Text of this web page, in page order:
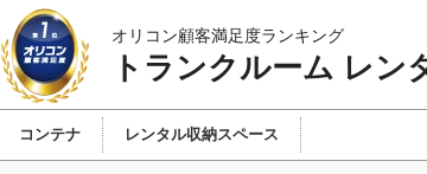
オリコン顧客満足度ランキング
トランクルーム レン
コンテナ レンタル収納スペース